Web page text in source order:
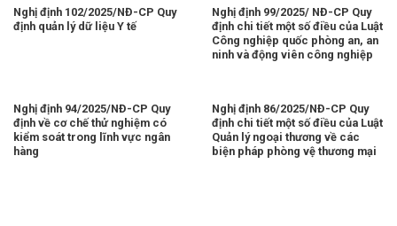
Nghị định 102/2025/NĐ-CP Quy
định quản lý dữ liệu Y tế
Nghị định 99/2025/ NĐ-CP Quy
định chi tiết một số điều của Luật
Công nghiệp quốc phòng an, an
ninh và động viên công nghiệp
Nghị định 94/2025/NĐ-CP Quy
định về cơ chế thử nghiệm có
kiểm soát trong lĩnh vực ngân
hàng
Nghị định 86/2025/NĐ-CP Quy
định chi tiết một số điều của Luật
Quản lý ngoại thương về các
biện pháp phòng vệ thương mại